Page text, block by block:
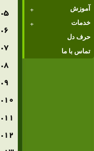
آموزش
خدمات
حرف دل
تماس با ما